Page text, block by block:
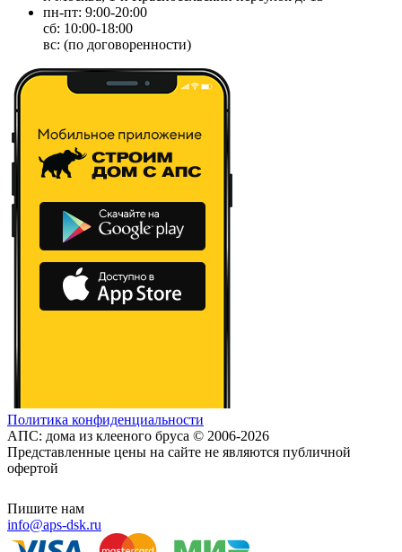
пн-пт: 9:00-20:00
сб: 10:00-18:00
вс: (по договоренности)
Политика конфиденциальности
АПС: дома из клееного бруса © 2006-2026
Представленные цены на сайте не являются публичной
офертой
Пишите нам
info@aps-dsk.ru